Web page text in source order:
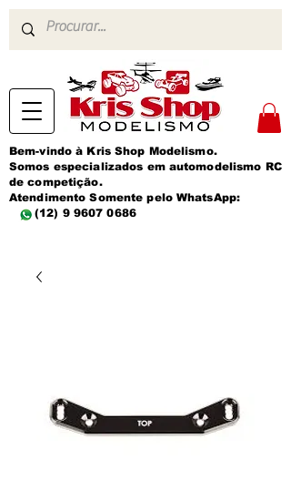
Bem-vindo à Kris Shop Modelismo.
Somos especializados em automodelismo RC
de competição.
Atendimento Somente pelo WhatsApp:
(12) 9 9607 0686